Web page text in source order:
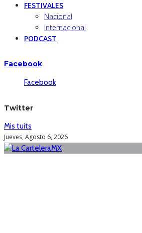
FESTIVALES
Nacional
Internacional
PODCAST
Facebook
Facebook
Twitter
Mis tuits
Jueves, Agosto 6, 2026